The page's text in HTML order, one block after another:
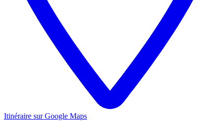
Itinéraire sur Google Maps